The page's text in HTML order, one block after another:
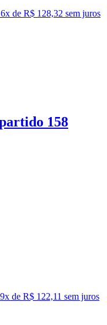
6x de R$ 128,32 sem juros
158
9x de R$ 122,11 sem juros